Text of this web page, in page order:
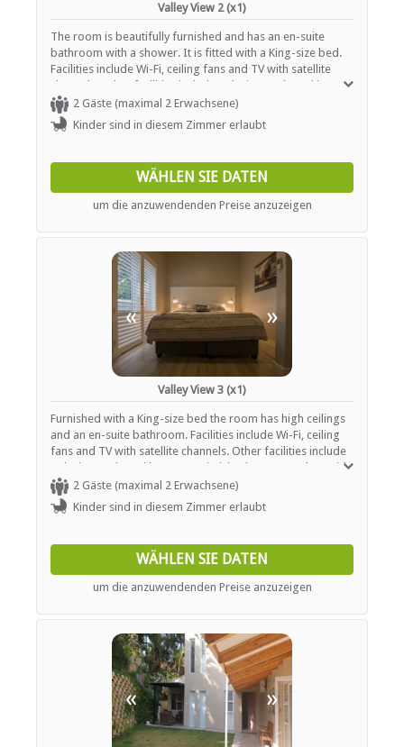
Valley View 2 (x1)
The room is beautifully furnished and has an en-suite
bathroom with a shower. It is fitted with a King-size bed.
Facilities include Wi-Fi, ceiling fans and TV with satellite
channels. Other facilities include a designated smoking
area, Wi-Fi, barbeque, pool, outside patio area and
Washing and Ironing at an extra charge.
2 Gäste (maximal 2 Erwachsene)
Kinder sind in diesem Zimmer erlaubt
WÄHLEN SIE DATEN
um die anzuwendenden Preise anzuzeigen
« »
Valley View 3 (x1)
Furnished with a King-size bed the room has high ceilings
and an en-suite bathroom. Facilities include Wi-Fi, ceiling
fans and TV with satellite channels. Other facilities include
a designated smoking area, Wi-Fi, barbeque, pool, outside
patio area and Washing and Ironing at an extra charge.
2 Gäste (maximal 2 Erwachsene)
Kinder sind in diesem Zimmer erlaubt
WÄHLEN SIE DATEN
um die anzuwendenden Preise anzuzeigen
« »